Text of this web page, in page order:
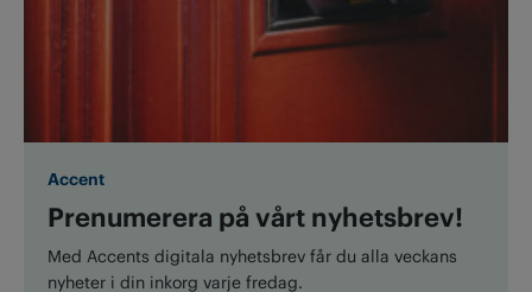
Accent
Prenumerera på vårt nyhetsbrev!
Med Accents digitala nyhetsbrev får du alla veckans
nyheter i din inkorg varje fredag.